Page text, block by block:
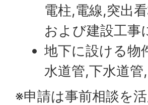
電柱,電線,突出
および建設工事
地下に設ける物
水道管,下水道
※申請は事前相談を